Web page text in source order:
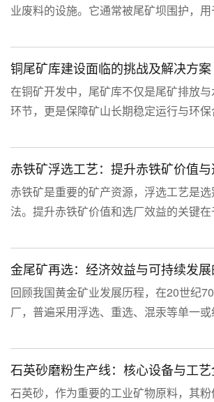
业废料的设施。它通常被尾矿坝围护，
属矿山的尾矿。尾矿库通常包括尾矿处
回水系统。根据地形，尾矿库可分为山
型和河流拦截型。
铜尾矿库建设面临的挑战及解决方案
在铜矿开发中，尾矿库不仅是尾矿排放
环节，更是保障矿山长期稳定运行与环
然而，铜矿尾矿本身具有粒度细、水量
性，使尾矿库在坝体稳定、防渗处理与
临更高技术挑战。
赤铁矿浮选工艺：提升赤铁矿价值
赤铁矿是重要的矿产资源，浮选工艺是
法。提升赤铁矿价值和选厂效益的关键
而，赤铁矿往往存在嵌布粒度细、易泥
等特征。利用传统的浮选工艺进行处理
矿品位不稳定、药剂成本高等问题。
金尾矿再选：经济效益与可持续发
回顾我国黄金矿业发展历程，在20世纪
厂，普遍采用浮选、重选、混汞等单一
时选矿工艺水平的限制，回收率普遍较
裹金或与特定矿物共生的金流失到尾矿
济损失。
石英砂磨粉生产线：核心设备与工
石英砂，作为重要的工业矿物原料，其